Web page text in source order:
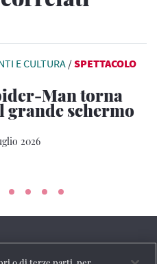
E CULTURA /SPETTACOLO
Man torna
grande schermo
2026